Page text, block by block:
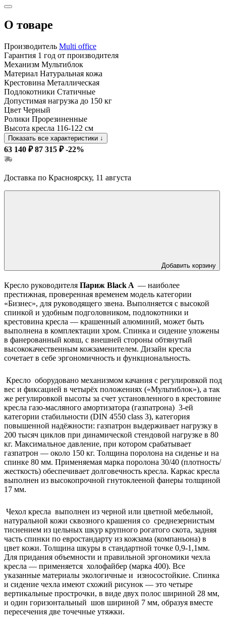
О товаре
Производитель Multi office
Гарантия 1 год от производителя
Механизм Мультиблок
Материал Натуральная кожа
Крестовина Металлическая
Подлокотники Статичные
Допустимая нагрузка до 150 кг
Цвет Черный
Ролики Прорезиненные
Высота кресла 116-122 см
Показать все характеристики ↓
63 140 ₽ 87 315 ₽ -22%
Доставка по Красноярску, 11 августа
Добавить корзину
Кресло руководителя Париж Black A — наиболее
престижная, проверенная временем модель категории
«Бизнес», для руководящего звена. Выполняется с высокой
спинкой и удобным подголовником, подлокотники и
крестовина кресла — крашенный алюминий, может быть
выполнена в комплектации хром. Спинка и сидение уложены
в фанерованный ковш, с внешней стороны обтянутый
высококачественным кожзаменителем. Дизайн кресла
сочетает в себе эргономичность и функциональность.
Кресло оборудовано механизмом качания с регулировкой под
вес и фиксацией в четырёх положениях («Мультиблок»), а так
же регулировкой высоты за счет установленного в крестовине
кресла газо-масляного амортизатора (газпатрона) 3-ей
категории стабильности (DIN 4550 class 3), категория
повышенной надёжности: газпатрон выдерживает нагрузку в
200 тысяч циклов при динамической стендовой нагрузке в 80
кг. Максимальное давление, при котором срабатывает
газпатрон — около 150 кг. Толщина поролона на сиденье и на
спинке 80 мм. Применяемая марка поролона 30/40 (плотность/
жесткость) обеспечивает долговечность кресла. Каркас кресла
выполнен из высокопрочной гнутоклееной фанеры толщиной
17 мм.
Чехол кресла выполнен из черной или цветной мебельной,
натуральной кожи сквозного крашения со среднезернистым
тиснением из цельных шкур крупного рогатого скота, задняя
часть спинки по евростандарту из кожзама (компаньона) в
цвет кожи. Толщина шкуры в стандартной точке 0,9-1,1мм.
Для придания объемности и правильной эргономики чехла
кресла — применяется холофайбер (марка 400). Все
указанные материалы экологичные и износостойкие. Спинка
и сидение чехла имеют схожий рисунок — это четыре
вертикальные прострочки, в виде двух полос шириной 28 мм,
и один горизонтальный шов шириной 7 мм, образуя вместе
пересечения две точечные утяжки.